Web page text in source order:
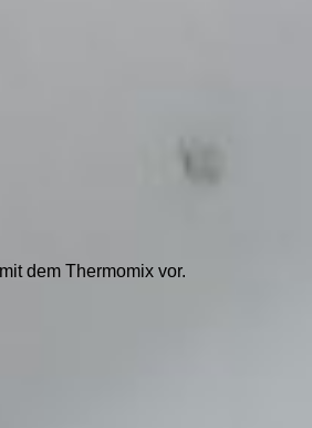
dem Thermomix vor.